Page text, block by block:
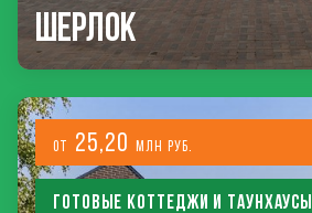
Шерлок
от 25,20 млн руб.
Готовые коттеджи и таунхаусы